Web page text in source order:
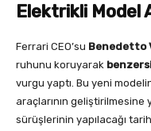
Elektrikli Model
Ferrari CEO’su Benedetto
ruhunu koruyarak
vurgu yaptı. Bu yeni
araçlarının
sürüşlerinin yapılacağı